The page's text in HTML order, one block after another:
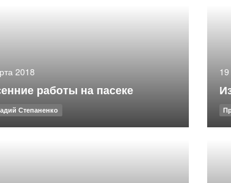
2018
работы на пасеке
Степаненко